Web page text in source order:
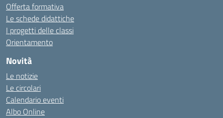
Offerta formativa
Le schede didattiche
I progetti delle classi
Orientamento
Novità
Le notizie
Le circolari
Calendario eventi
Albo Online